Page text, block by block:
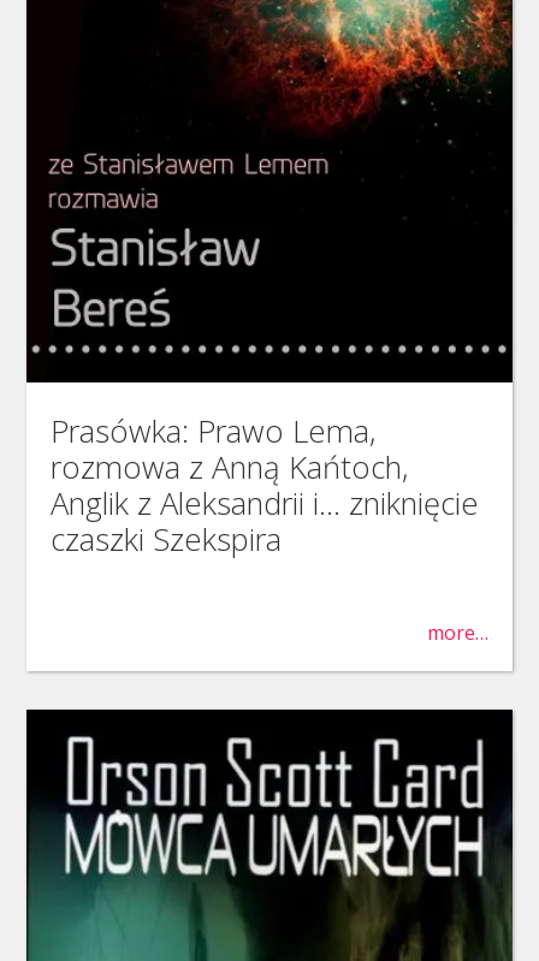
Prasówka: Prawo Lema,
rozmowa z Anną Kańtoch,
Anglik z Aleksandrii i… zniknięcie
czaszki Szekspira
more…